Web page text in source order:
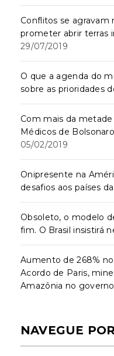
Conflitos se agravam
prometer abrir terras
29/07/2019
O que a agenda do
sobre as prioridades
Com mais da
Médicos de
05/02/2019
Onipresente na
desafios aos países
Obsoleto, o modelo
fim. O Brasil insistirá
Aumento de 268%
Acordo de Paris,
Amazônia no
NAVEGUE